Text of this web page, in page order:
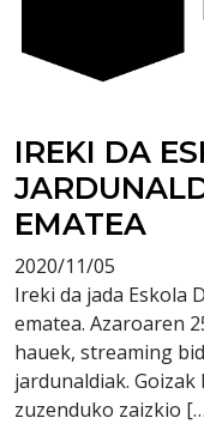
IREKI DA
EMATEA
2020/11/05
Ireki da jada Eskola
ematea. Azaroaren
hauek, streaming
jardunaldiak.
zuzenduko zaizkio